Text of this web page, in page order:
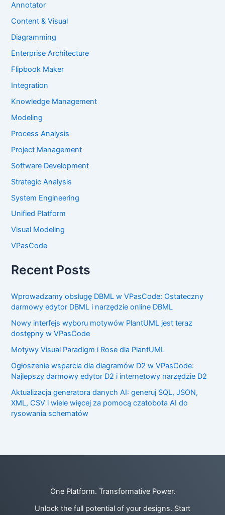
Annotator
Content & Visual
Diagramming
Enterprise Architecture
Flipbook Maker
Integration
Knowledge Management
Modeling
Process Analysis
Project Management
Software Development
Strategic Analysis
System Engineering
Unified Platform
Visual Modeling
VPasCode
Recent Posts
Wprowadzamy obsługę DBML w VPasCode: Ostateczny
darmowy edytor DBML i narzędzie online DBML
Nowy interfejs wyboru motywów PlantUML jest teraz
dostępny w VPasCode
Motywy Visual Paradigm i Rose dla PlantUML
Ogłoszenie wsparcia dla diagramów D2 w VPasCode:
Najlepszy darmowy edytor D2 i internetowy narzędzie D2
Aktualizacja generatora danych AI: generuj SQL, JSON,
XML, CSV i wiele więcej za pomocą czatobota AI do
rysowania schematów
One Platform. Transformative Power.
Unlock the full potential of your designs. Start